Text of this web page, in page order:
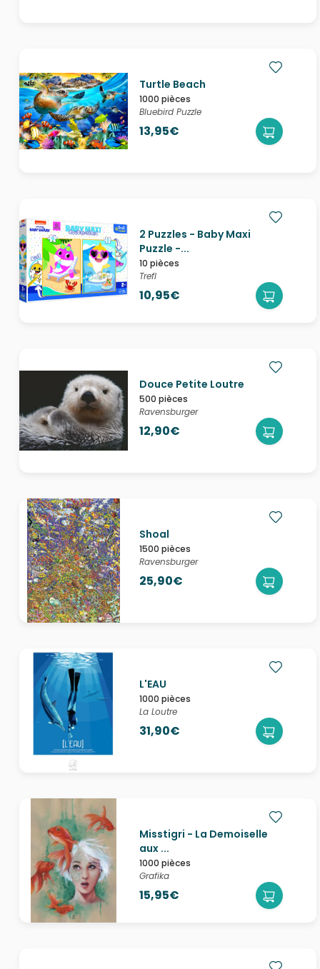
Turtle Beach
1000 pièces
Bluebird Puzzle
13,95€
2 Puzzles - Baby Maxi
Puzzle -...
10 pièces
Trefl
10,95€
Douce Petite Loutre
500 pièces
Ravensburger
12,90€
Shoal
1500 pièces
Ravensburger
25,90€
L'EAU
1000 pièces
La Loutre
31,90€
Misstigri - La Demoiselle
aux ...
1000 pièces
Grafika
15,95€